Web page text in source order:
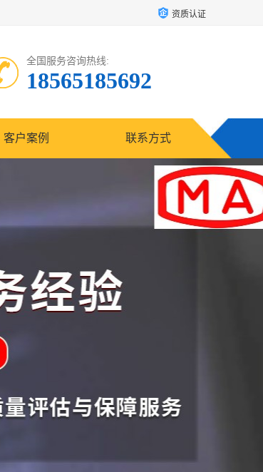
资质认证
全国服务咨询热线:
18565185692
客户案例 联系方式